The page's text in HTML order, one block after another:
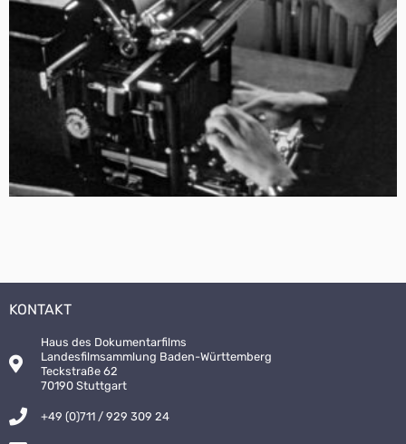
KONTAKT
Haus des Dokumentarfilms
Landesfilmsammlung Baden-Württemberg
Teckstraße 62
70190 Stuttgart
+49 (0)711 / 929 309 24